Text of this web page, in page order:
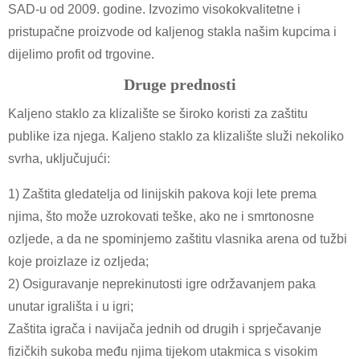
SAD-u od 2009. godine. Izvozimo visokokvalitetne i
pristupačne proizvode od kaljenog stakla našim kupcima i
dijelimo profit od trgovine.
Druge prednosti
Kaljeno staklo za klizalište se široko koristi za zaštitu
publike iza njega. Kaljeno staklo za klizalište služi nekoliko
svrha, uključujući:
1) Zaštita gledatelja od linijskih pakova koji lete prema
njima, što može uzrokovati teške, ako ne i smrtonosne
ozljede, a da ne spominjemo zaštitu vlasnika arena od tužbi
koje proizlaze iz ozljeda;
2) Osiguravanje neprekinutosti igre održavanjem paka
unutar igrališta i u igri;
Zaštita igrača i navijača jednih od drugih i sprječavanje
fizičkih sukoba među njima tijekom utakmica s visokim